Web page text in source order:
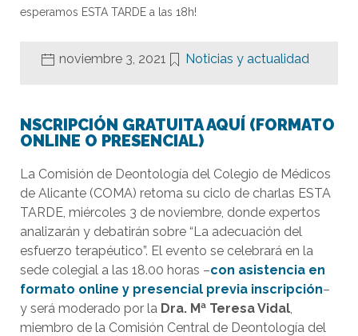
esperamos ESTA TARDE a las 18h!
noviembre 3, 2021 Noticias y actualidad
NSCRIPCIÓN GRATUITA AQUÍ (FORMATO
ONLINE O PRESENCIAL)
La Comisión de Deontología del Colegio de Médicos
de Alicante (COMA) retoma su ciclo de charlas ESTA
TARDE, miércoles 3 de noviembre, donde expertos
analizarán y debatirán sobre “La adecuación del
esfuerzo terapéutico”. El evento se celebrará en la
sede colegial a las 18.00 horas –con asistencia en
formato online y presencial previa inscripción–
y será moderado por la Dra. Mª Teresa Vidal,
miembro de la Comisión Central de Deontología del